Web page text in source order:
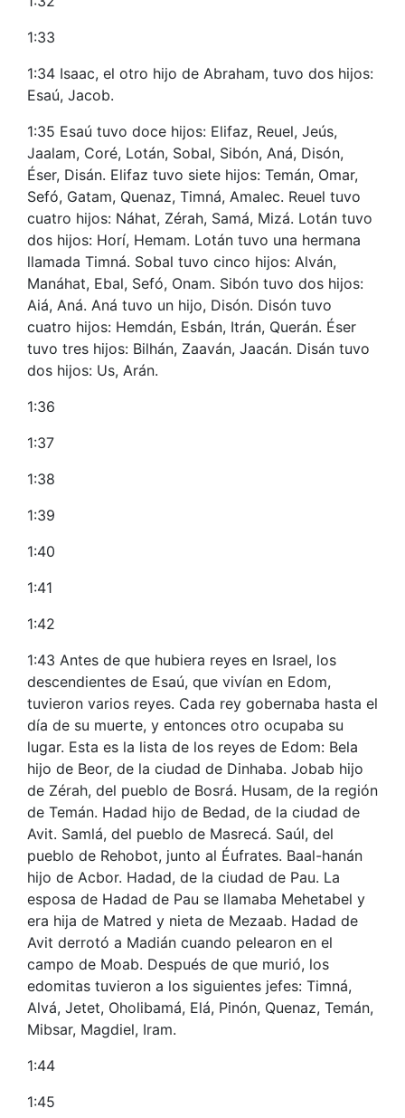
1:33
1:34 Isaac, el otro hijo de Abraham, tuvo dos hijos:
Esaú, Jacob.
1:35 Esaú tuvo doce hijos: Elifaz, Reuel, Jeús,
Jaalam, Coré, Lotán, Sobal, Sibón, Aná, Disón,
Éser, Disán. Elifaz tuvo siete hijos: Temán, Omar,
Sefó, Gatam, Quenaz, Timná, Amalec. Reuel tuvo
cuatro hijos: Náhat, Zérah, Samá, Mizá. Lotán tuvo
dos hijos: Horí, Hemam. Lotán tuvo una hermana
llamada Timná. Sobal tuvo cinco hijos: Alván,
Manáhat, Ebal, Sefó, Onam. Sibón tuvo dos hijos:
Aiá, Aná. Aná tuvo un hijo, Disón. Disón tuvo
cuatro hijos: Hemdán, Esbán, Itrán, Querán. Éser
tuvo tres hijos: Bilhán, Zaaván, Jaacán. Disán tuvo
dos hijos: Us, Arán.
1:36
1:37
1:38
1:39
1:40
1:41
1:42
1:43 Antes de que hubiera reyes en Israel, los
descendientes de Esaú, que vivían en Edom,
tuvieron varios reyes. Cada rey gobernaba hasta el
día de su muerte, y entonces otro ocupaba su
lugar. Esta es la lista de los reyes de Edom: Bela
hijo de Beor, de la ciudad de Dinhaba. Jobab hijo
de Zérah, del pueblo de Bosrá. Husam, de la región
de Temán. Hadad hijo de Bedad, de la ciudad de
Avit. Samlá, del pueblo de Masrecá. Saúl, del
pueblo de Rehobot, junto al Éufrates. Baal-hanán
hijo de Acbor. Hadad, de la ciudad de Pau. La
esposa de Hadad de Pau se llamaba Mehetabel y
era hija de Matred y nieta de Mezaab. Hadad de
Avit derrotó a Madián cuando pelearon en el
campo de Moab. Después de que murió, los
edomitas tuvieron a los siguientes jefes: Timná,
Alvá, Jetet, Oholibamá, Elá, Pinón, Quenaz, Temán,
Mibsar, Magdiel, Iram.
1:44
1:45